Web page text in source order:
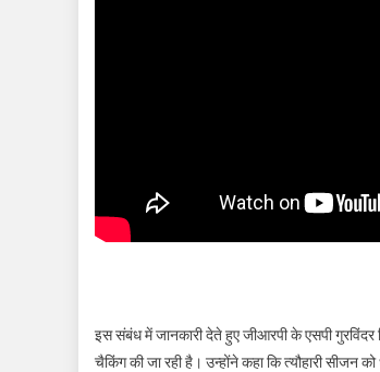
इस संबंध में जानकारी देते हुए जीआरपी के एसपी गुरविंदर
चैकिंग की जा रही है। उन्होंने कहा कि त्यौहारी सीजन